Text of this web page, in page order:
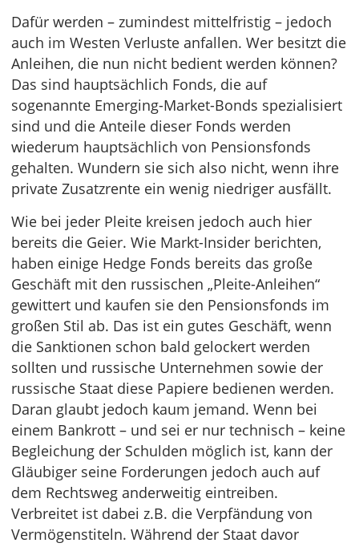
Dafür werden – zumindest mittelfristig – jedoch
auch im Westen Verluste anfallen. Wer besitzt die
Anleihen, die nun nicht bedient werden können?
Das sind hauptsächlich Fonds, die auf
sogenannte Emerging-Market-Bonds spezialisiert
sind und die Anteile dieser Fonds werden
wiederum hauptsächlich von Pensionsfonds
gehalten. Wundern sie sich also nicht, wenn ihre
private Zusatzrente ein wenig niedriger ausfällt.
Wie bei jeder Pleite kreisen jedoch auch hier
bereits die Geier. Wie Markt-Insider berichten,
haben einige Hedge Fonds bereits das große
Geschäft mit den russischen „Pleite-Anleihen“
gewittert und kaufen sie den Pensionsfonds im
großen Stil ab. Das ist ein gutes Geschäft, wenn
die Sanktionen schon bald gelockert werden
sollten und russische Unternehmen sowie der
russische Staat diese Papiere bedienen werden.
Daran glaubt jedoch kaum jemand. Wenn bei
einem Bankrott – und sei er nur technisch – keine
Begleichung der Schulden möglich ist, kann der
Gläubiger seine Forderungen jedoch auch auf
dem Rechtsweg anderweitig eintreiben.
Verbreitet ist dabei z.B. die Verpfändung von
Vermögenstiteln. Während der Staat davor